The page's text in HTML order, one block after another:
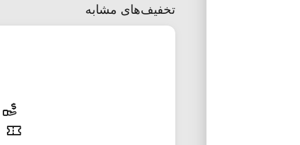
تخفیف‌های مشابه